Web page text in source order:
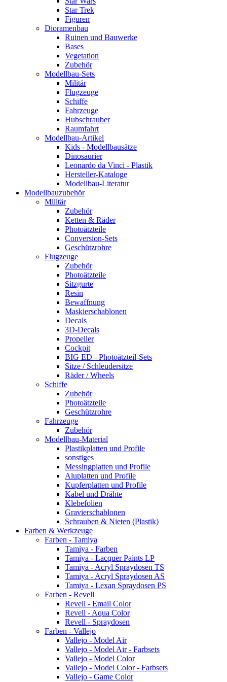
Star Trek
Figuren
Dioramenbau
Ruinen und Bauwerke
Bases
Vegetation
Zubehör
Modellbau-Sets
Militär
Flugzeuge
Schiffe
Fahrzeuge
Hubschrauber
Raumfahrt
Modellbau-Artikel
Kids - Modellbausätze
Dinosaurier
Leonardo da Vinci - Plastik
Hersteller-Kataloge
Modellbau-Literatur
Modellbauzubehör
Militär
Zubehör
Ketten & Räder
Photoätzteile
Conversion-Sets
Geschützrohre
Flugzeuge
Zubehör
Photoätzteile
Sitzgurte
Resin
Bewaffnung
Maskierschablonen
Decals
3D-Decals
Propeller
Cockpit
BIG ED - Photoätzteil-Sets
Sitze / Schleudersitze
Räder / Wheels
Schiffe
Zubehör
Photoätzteile
Geschützrohre
Fahrzeuge
Zubehör
Modellbau-Material
Plastikplatten und Profile
sonstiges
Messingplatten und Profile
Aluplatten und Profile
Kupferplatten und Profile
Kabel und Drähte
Klebefolien
Gravierschablonen
Schrauben & Nieten (Plastik)
Farben & Werkzeuge
Farben - Tamiya
Tamiya - Farben
Tamiya - Lacquer Paints LP
Tamiya - Acryl Spraydosen TS
Tamiya - Acryl Spraydosen AS
Tamiya - Lexan Spraydosen PS
Farben - Revell
Revell - Email Color
Revell - Aqua Color
Revell - Spraydosen
Farben - Vallejo
Vallejo - Model Air
Vallejo - Model Air - Farbsets
Vallejo - Model Color
Vallejo - Model Color - Farbsets
Vallejo - Game Color